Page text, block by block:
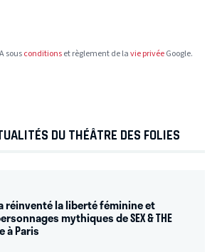
sousconditionset règlement de lavie privéeGoogle.
DU THÉÂTRE DES FOLIES
réinventé la liberté féminine et
mythiques de SEX & THE
à Paris